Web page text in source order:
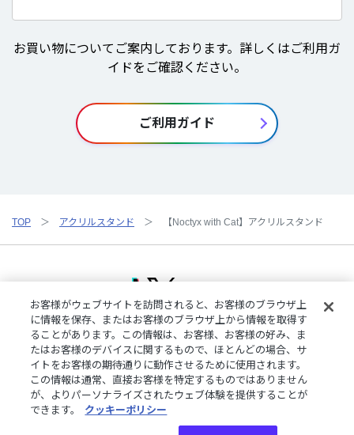
お買い物についてご案内しております。詳しくはご利用ガ
イドをご確認ください。
ご利用ガイド
TOP アクリルスタンド 【Noctyx with Cat】アクリルスタンド
ご利用規約プライバシーポリシー
特定商取引法に基づく表記
ご利用ガイドよくある質問お問い合わせにじさんじ公式サイト
クッキーの詳細
お客様がウェブサイトを訪問されると、お客様のブラウザ上
に情報を保存、またはお客様のブラウザ上から情報を取得す
ることがあります。この情報は、お客様、お客様の好み、ま
たはお客様のデバイスに関するもので、ほとんどの場合、サ
イトをお客様の期待通りに動作させるために使用されます。
この情報は通常、直接お客様を特定するものではありません
が、よりパーソナライズされたウェブ体験を提供することが
できます。
クッキーポリシー